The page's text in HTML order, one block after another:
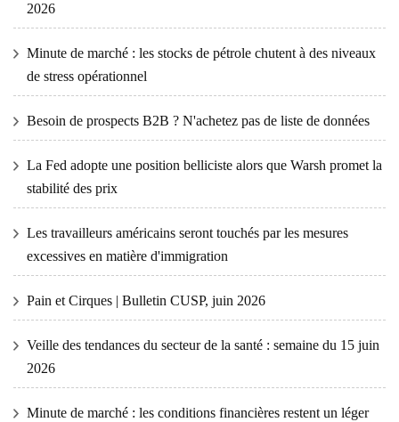
2026
Minute de marché : les stocks de pétrole chutent à des niveaux
de stress opérationnel
Besoin de prospects B2B ? N'achetez pas de liste de données
La Fed adopte une position belliciste alors que Warsh promet la
stabilité des prix
Les travailleurs américains seront touchés par les mesures
excessives en matière d'immigration
Pain et Cirques | Bulletin CUSP, juin 2026
Veille des tendances du secteur de la santé : semaine du 15 juin
2026
Minute de marché : les conditions financières restent un léger